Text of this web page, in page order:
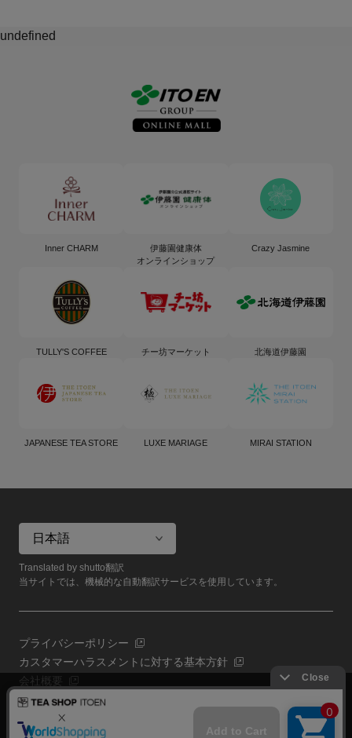
undefined
Translated by shutto翻訳
当サイトでは、機械的な自動翻訳サービスを使用しています。
Inner CHARM
伊藤園健康体
オンラインショップ
Crazy Jasmine
TULLY'S COFFEE チー坊マーケット 北海道伊藤園
JAPANESE TEA STORE LUXE MARIAGE MIRAI STATION
プライバシーポリシー
カスタマーハラスメントに対する基本方針
会社概要
共通規約
よくある質問（共通）
当サイトでは利用体験の向上およびコンテンツの最適な提供、ト
ラフィックの分析を目的としてCookieを使用しています。
サイトの閲覧を継続された場合、Cookieの利用に同意したものと